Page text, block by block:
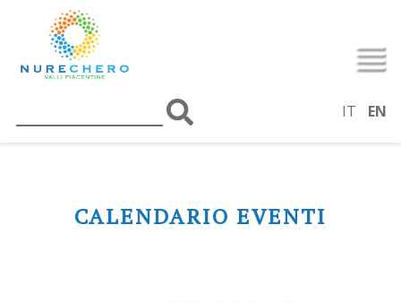
IT EN
CALENDARIO EVENTI